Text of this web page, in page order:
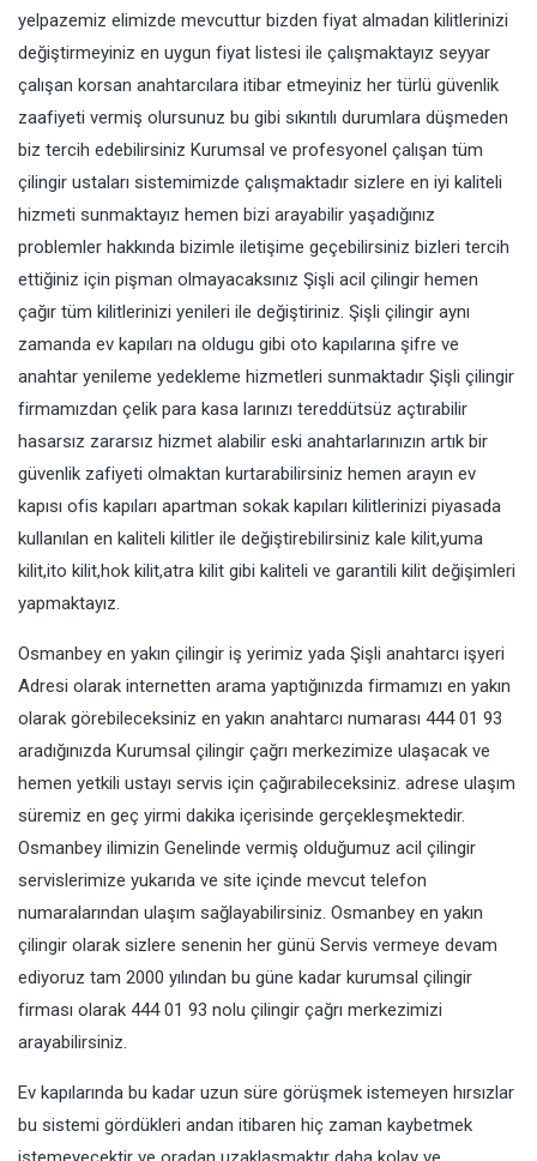
yelpazemiz elimizde mevcuttur bizden fiyat almadan kilitlerinizi
değiştirmeyiniz en uygun fiyat listesi ile çalışmaktayız seyyar
çalışan korsan anahtarcılara itibar etmeyiniz her türlü güvenlik
zaafiyeti vermiş olursunuz bu gibi sıkıntılı durumlara düşmeden
biz tercih edebilirsiniz Kurumsal ve profesyonel çalışan tüm
çilingir ustaları sistemimizde çalışmaktadır sizlere en iyi kaliteli
hizmeti sunmaktayız hemen bizi arayabilir yaşadığınız
problemler hakkında bizimle iletişime geçebilirsiniz bizleri tercih
ettiğiniz için pişman olmayacaksınız Şişli acil çilingir hemen
çağır tüm kilitlerinizi yenileri ile değiştiriniz. Şişli çilingir aynı
zamanda ev kapıları na oldugu gibi oto kapılarına şifre ve
anahtar yenileme yedekleme hizmetleri sunmaktadır Şişli çilingir
firmamızdan çelik para kasa larınızı tereddütsüz açtırabilir
hasarsız zararsız hizmet alabilir eski anahtarlarınızın artık bir
güvenlik zafiyeti olmaktan kurtarabilirsiniz hemen arayın ev
kapısı ofis kapıları apartman sokak kapıları kilitlerinizi piyasada
kullanılan en kaliteli kilitler ile değiştirebilirsiniz kale kilit,yuma
kilit,ito kilit,hok kilit,atra kilit gibi kaliteli ve garantili kilit değişimleri
yapmaktayız.
Osmanbey en yakın çilingir iş yerimiz yada Şişli anahtarcı işyeri
Adresi olarak internetten arama yaptığınızda firmamızı en yakın
olarak görebileceksiniz en yakın anahtarcı numarası 444 01 93
aradığınızda Kurumsal çilingir çağrı merkezimize ulaşacak ve
hemen yetkili ustayı servis için çağırabileceksiniz. adrese ulaşım
süremiz en geç yirmi dakika içerisinde gerçekleşmektedir.
Osmanbey ilimizin Genelinde vermiş olduğumuz acil çilingir
servislerimize yukarıda ve site içinde mevcut telefon
numaralarından ulaşım sağlayabilirsiniz. Osmanbey en yakın
çilingir olarak sizlere senenin her günü Servis vermeye devam
ediyoruz tam 2000 yılından bu güne kadar kurumsal çilingir
firması olarak 444 01 93 nolu çilingir çağrı merkezimizi
arayabilirsiniz.
Ev kapılarında bu kadar uzun süre görüşmek istemeyen hırsızlar
bu sistemi gördükleri andan itibaren hiç zaman kaybetmek